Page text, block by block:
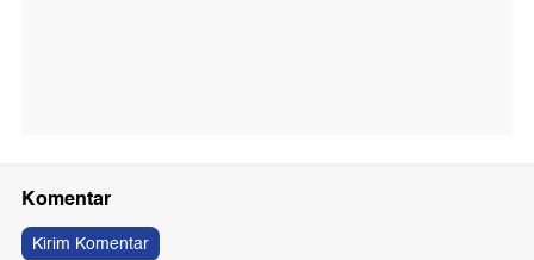
Komentar
Kirim Komentar